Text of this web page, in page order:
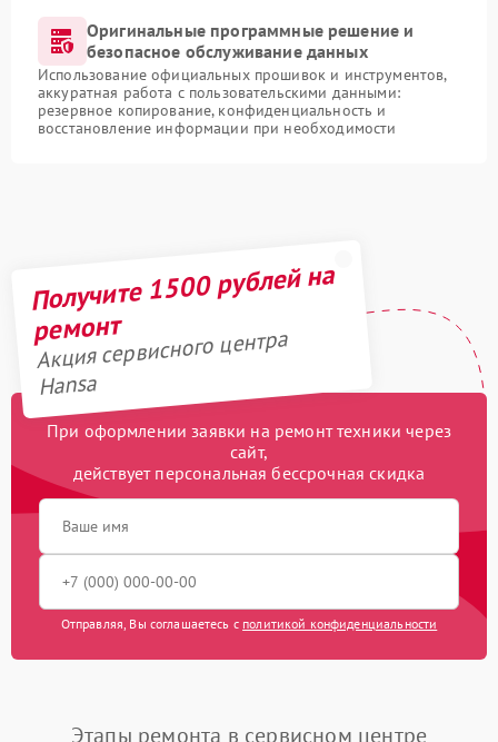
Оригинальные программные решение и
безопасное обслуживание данных
Использование официальных прошивок и инструментов,
аккуратная работа с пользовательскими данными:
резервное копирование, конфиденциальность и
восстановление информации при необходимости
Получите 1500 рублей на
ремонт
Акция сервисного центра
Hansa
При оформлении заявки на ремонт техники через
сайт,
действует персональная бессрочная скидка
Отправляя, Вы соглашаетесь с политикой конфиденциальности
Этапы ремонта в сервисном центре